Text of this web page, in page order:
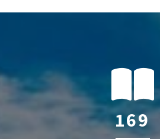
182